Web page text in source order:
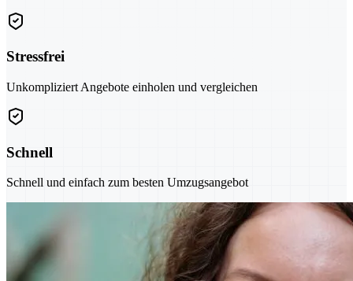
Stressfrei
Unkompliziert Angebote einholen und vergleichen
Schnell
Schnell und einfach zum besten Umzugsangebot